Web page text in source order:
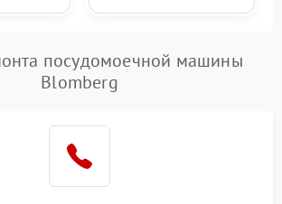
посудомоечной машины
Blomberg